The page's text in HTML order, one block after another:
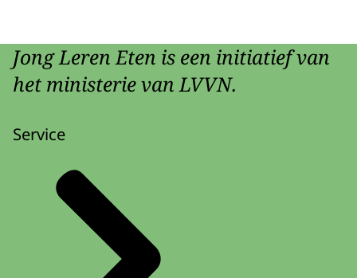
Jong Leren Eten is een initiatief van
het ministerie van LVVN.
Service